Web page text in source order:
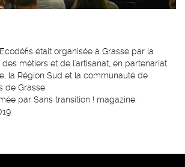
était organisée à Grasse par la
métiers et de l'artisanat, en partenariat
la Région Sud et la communauté de
de Grasse.
par Sans transition ! magazine.